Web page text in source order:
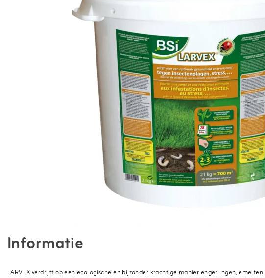
Informatie
LARVEX verdrijft op een ecologische en bijzonder krachtige manier engerlingen,